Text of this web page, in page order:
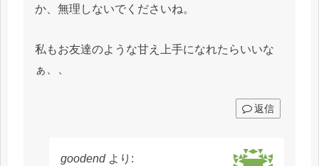
か、無理しないでくださいね。
私もお友達のような甘え上手になれたらいいな
ぁ、、
返信
goodend より: